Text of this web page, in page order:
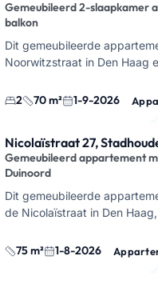
Gemeubileerd 2-slaapkamer
balkon
Dit gemeubileerde
Noorwitzstraat in Den Haag
2 70 m² 1-9-2026
Nicolaïstraat 27,
Gemeubileerd appartement
Duinoord
Dit gemeubileerde
de Nicolaïstraat in Den
… 75 m² 1-8-2026